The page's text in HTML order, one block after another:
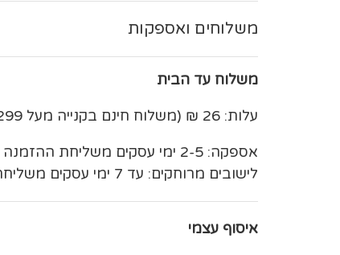
משלוחים ואספקות
משלוח עד הבית
עלות: 26 ₪ (משלוח חינם בקנייה מעל 299 ₪)
אספקה: 2-5 ימי עסקים משליחת ההזמנה
לישובים מרוחקים: עד 7 ימי עסקים משליחת ההזמנה
איסוף עצמי